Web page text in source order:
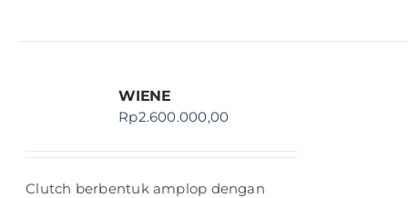
WIENE
Rp2.600.000,00
Clutch berbentuk amplop dengan